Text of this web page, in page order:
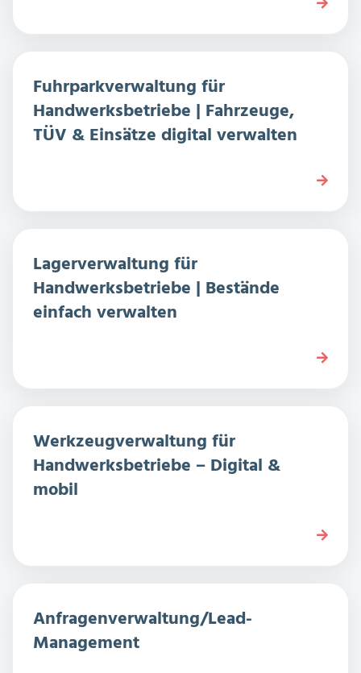
Fuhrparkverwaltung für
Handwerksbetriebe | Fahrzeuge,
TÜV & Einsätze digital verwalten
Lagerverwaltung für
Handwerksbetriebe | Bestände
einfach verwalten
Werkzeugverwaltung für
Handwerksbetriebe – Digital &
mobil
Anfragenverwaltung/Lead-
Management